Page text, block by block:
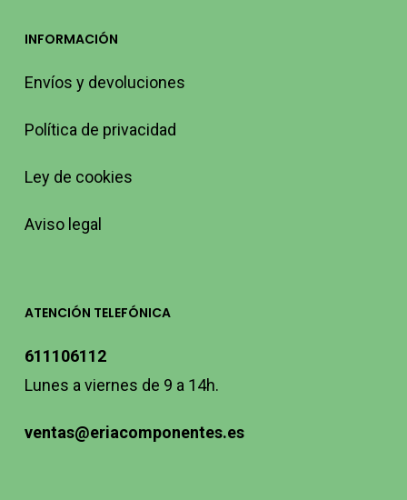
INFORMACIÓN
Envíos y devoluciones
Política de privacidad
Ley de cookies
Aviso legal
ATENCIÓN TELEFÓNICA
611106112
Lunes a viernes de 9 a 14h.
ventas@eriacomponentes.es